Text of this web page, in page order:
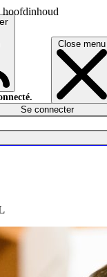
hoofdinhoud
Close menu
Se connecter